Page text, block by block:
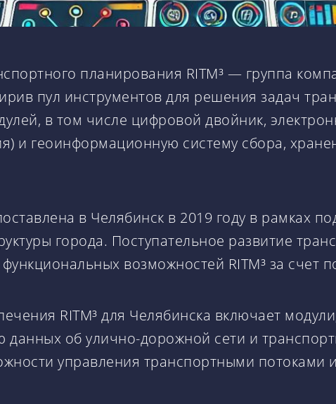
планирования RITM³ — группа
пул инструментов для решения задач
в том числе цифровой двойник,
и геоинформационную систему сбора,
в Челябинск в 2019 году в рамках
города. Поступательное развитие
возможностей RITM³ за счет
RITM³ для Челябинска включает
данных об улично-дорожной сети и
управления транспортными потоками